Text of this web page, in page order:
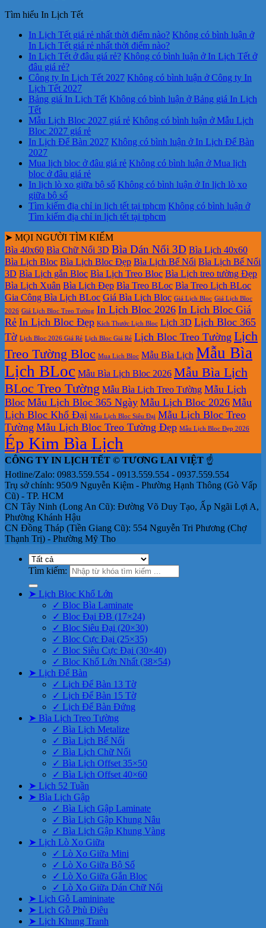
Tìm hiểu In Lịch Tết
In Lịch Tết giá rẻ nhất thời điểm nào? Không có bình luận ở
In Lịch Tết giá rẻ nhất thời điểm nào?
In Lịch Tết ở đâu giá rẻ? Không có bình luận ở In Lịch Tết ở
đâu giá rẻ?
Công ty In Lịch Tết 2027 Không có bình luận ở Công ty In
Lịch Tết 2027
Bảng giá In Lịch Tết Không có bình luận ở Bảng giá In Lịch
Tết
Mẫu Lịch Bloc 2027 giá rẻ Không có bình luận ở Mẫu Lịch
Bloc 2027 giá rẻ
In Lịch Để Bàn 2027 Không có bình luận ở In Lịch Để Bàn
2027
Mua lịch bloc ở đâu giá rẻ Không có bình luận ở Mua lịch
bloc ở đâu giá rẻ
In lịch lò xo giữa bộ số Không có bình luận ở In lịch lò xo
giữa bộ số
Tìm kiếm địa chỉ in lịch tết tại tphcm Không có bình luận ở
Tìm kiếm địa chỉ in lịch tết tại tphcm
➤ MỌI NGƯỜI TÌM KIẾM
Bìa 40x60 Bìa Chữ Nổi 3D Bìa Dán Nổi 3D Bìa Lịch 40x60
Bìa Lịch Bloc Bìa Lịch Bloc Đẹp Bìa Lịch Bế Nổi Bìa Lịch Bế Nổi
3D Bìa Lịch gắn Bloc Bìa Lịch Treo Bloc Bìa Lịch treo tường Đẹp
Bìa Lịch Xuân Bìa Lịch Đẹp Bìa Treo BLoc Bìa Treo Lịch BLoc
Gia Công Bìa Lịch BLoc Giá Bìa Lịch Bloc Giá Lịch Bloc Giá Lịch Bloc
2026 Giá Lịch Bloc Treo Tường In Lịch Bloc 2026 In Lịch Bloc Giá
Rẻ In Lịch Bloc Đẹp Kích Thước Lịch Bloc Lịch 3D Lịch Bloc 365
Tờ Lịch Bloc 2026 Giá Rẻ Lịch Bloc Giá Rẻ Lịch Bloc Treo Tường Lịch
Treo Tường Bloc Mua Lich Bloc Mẫu Bìa Lịch Mẫu Bìa
Lịch BLoc Mẫu Bìa Lịch Bloc 2026 Mẫu Bìa Lịch
BLoc Treo Tường Mẫu Bìa Lịch Treo Tường Mẫu Lịch
Bloc Mẫu Lịch Bloc 365 Ngày Mẫu Lịch Bloc 2026 Mẫu
Lịch Bloc Khổ Đại Mẫu Lịch Bloc Siêu Đại Mẫu Lịch Bloc Treo
Tường Mẫu Lịch Bloc Treo Tường Đẹp Mẫu Lịch Bloc Đẹp 2026
Ép Kim Bìa Lịch
CÔNG TY IN LỊCH TẾT © TƯƠNG LAI VIỆT ☝️
Hotline/Zalo: 0983.559.554 - 0913.559.554 - 0937.559.554
Trụ sở chính: 950/9 Nguyễn Kiệm - Phường Hạnh Thông (Gò Vấp
Cũ) - TP. HCM
CN Tây Ninh (Long An Cũ): Đường Võ Duy Tạo, Ấp Ngãi Lợi A,
Phường Khánh Hậu
CN Đồng Tháp (Tiền Giang Cũ): 554 Nguyễn Tri Phương (Chợ
Thạnh Trị) - Phường Mỹ Tho
Tìm kiếm:
➤ Lịch Bloc Khổ Lớn
✓ Bloc Bìa Laminate
✓ Bloc Đại ĐB (17×24)
✓ Bloc Siêu Đại (20×30)
✓ Bloc Cực Đại (25×35)
✓ Bloc Siêu Cực Đại (30×40)
✓ Bloc Khổ Lớn Nhất (38×54)
➤ Lịch Để Bàn
✓ Lịch Để Bàn 13 Tờ
✓ Lịch Để Bàn 15 Tờ
✓ Lịch Để Bàn Đứng
➤ Bìa Lịch Treo Tường
✓ Bìa Lịch Metalize
✓ Bìa Lịch Bế Nổi
✓ Bìa Lịch Chữ Nổi
✓ Bìa Lịch Offset 35×50
✓ Bìa Lịch Offset 40×60
➤ Lịch 52 Tuần
➤ Bìa Lịch Gập
✓ Bìa Lịch Gập Laminate
✓ Bìa Lịch Gập Khung Nâu
✓ Bìa Lịch Gập Khung Vàng
➤ Lịch Lò Xo Giữa
✓ Lò Xo Giữa Mini
✓ Lò Xo Giữa Bộ Số
✓ Lò Xo Giữa Gắn Bloc
✓ Lò Xo Giữa Dán Chữ Nổi
➤ Lịch Gỗ Lamininate
➤ Lịch Gỗ Phù Điêu
➤ Lịch Khung Tranh